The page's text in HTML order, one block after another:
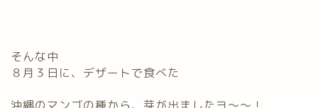
そんな中
８月３日に、デザートで食べた